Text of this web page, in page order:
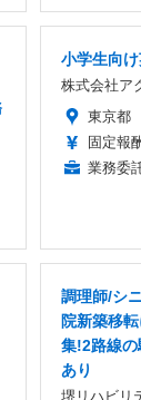
小学生向
株式会社ア
東京都
固定報
業務委
調理師/シ
院新築移
集!2路線の
あり
堺リハビリ